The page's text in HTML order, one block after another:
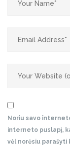
Noriu savo
interneto puslapį,
vėl norėsiu parašyti